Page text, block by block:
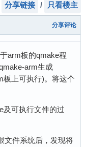
分享链接 / 只看楼主
分享评论
arm板的qmake程
arm生成
板上可执行)。将这个
及可执行文件的过
文件系统后，发现将